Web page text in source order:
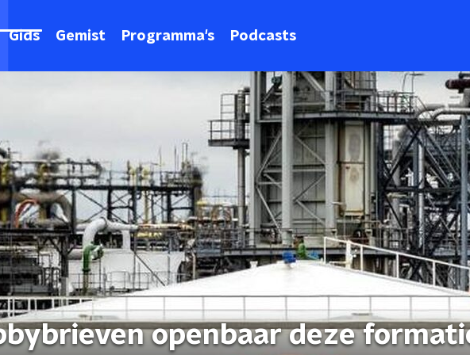
Gids Gemist Programma's Podcasts
openbaar deze